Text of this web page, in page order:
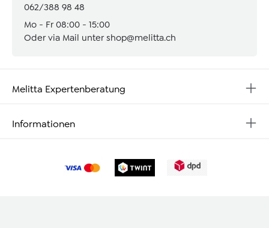
062/388 98 48
Mo - Fr 08:00 - 15:00
Oder via Mail untershop@melitta.ch
Melitta Expertenberatung
Informationen